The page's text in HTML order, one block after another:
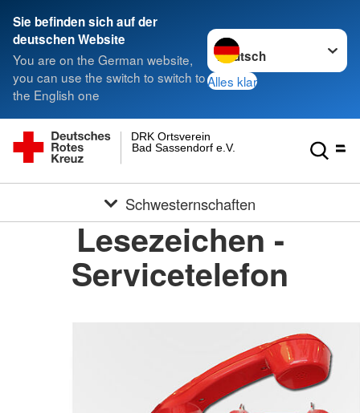
Sie befinden sich auf der
deutschen Website
You are on the German website,
you can use the switch to switch to
the English one
Sprache wechseln zu
Alles klar
Bad Sassendorf e.V.
DRK Ortsverein
Schwesternschaften
Lesezeichen -
Servicetelefon